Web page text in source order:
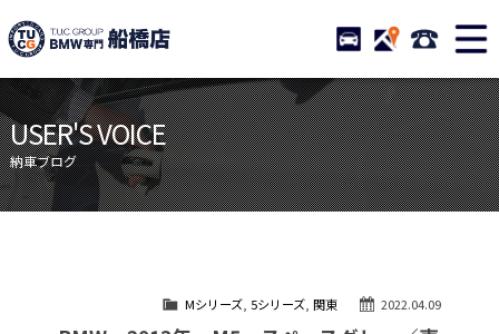
TUCグループ BMW専門 船
STOCK ACCESS 047-
ニュース
在庫リスト
目玉車両一覧
店舗紹介
保証＆サービス
アクセスマップ
買取無料査定
自動車保険
USER'S VOICE
納車ブログ
2022.04.09
Mシリーズ, 5シリーズ, 関東